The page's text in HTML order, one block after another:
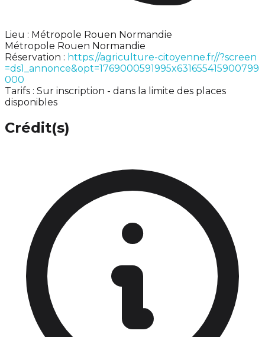
Lieu : Métropole Rouen Normandie
Métropole Rouen Normandie
Réservation : https://agriculture-citoyenne.fr//?screen
=ds1_annonce&opt=1769000591995x631655415900799
000
Tarifs : Sur inscription - dans la limite des places
disponibles
Crédit(s)